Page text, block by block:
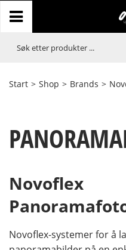
Start > Shop > Brands >
Novoflex
Novoflex-systemer for å